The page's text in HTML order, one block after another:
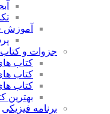
آموزش
جزوات و
کتاب
کتاب
کتاب
بهترین
برنامه فیزیکی